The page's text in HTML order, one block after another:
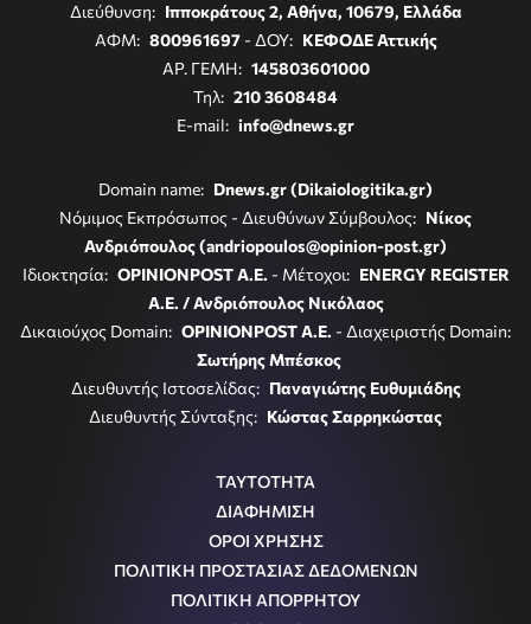
Διεύθυνση: Ιπποκράτους 2, Αθήνα, 10679, Ελλάδα
ΑΦΜ: 800961697- ΔΟΥ: ΚΕΦΟΔΕ Αττικής
ΑΡ. ΓΕΜΗ: 145803601000
Τηλ: 210 3608484
E-mail: info@dnews.gr
Domain name: Dnews.gr (Dikaiologitika.gr)
Νόμιμος Εκπρόσωπος - Διευθύνων Σύμβουλος: Νίκος
Ανδριόπουλος (andriopoulos@opinion-post.gr)
Ιδιοκτησία: OPINIONPOST A.E. - Μέτοχοι: ENERGY REGISTER
Α.Ε. / Ανδριόπουλος Νικόλαος
Δικαιούχος Domain: OPINIONPOST A.E. - Διαχειριστής Domain:
Σωτήρης Μπέσκος
Διευθυντής Ιστοσελίδας: Παναγιώτης Ευθυμιάδης
Διευθυντής Σύνταξης: Κώστας Σαρρηκώστας
ΤΑΥΤΟΤΗΤΑ
ΔΙΑΦΗΜΙΣΗ
ΟΡΟΙ ΧΡΗΣΗΣ
ΠΟΛΙΤΙΚΗ ΠΡΟΣΤΑΣΙΑΣ ΔΕΔΟΜΕΝΩΝ
ΠΟΛΙΤΙΚΗ ΑΠΟΡΡΗΤΟΥ